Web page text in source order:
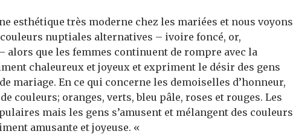
esthétique très moderne chez les mariées et nous voyons
couleurs nuptiales alternatives – ivoire foncé, or,
alors que les femmes continuent de rompre avec la
chaleureux et joyeux et expriment le désir des gens
mariage. En ce qui concerne les demoiselles d’honneur,
couleurs; oranges, verts, bleu pâle, roses et rouges. Les
mais les gens s’amusent et mélangent des couleurs
amusante et joyeuse. «